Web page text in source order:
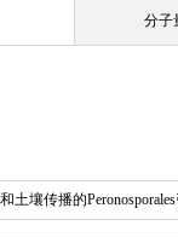
分子
壤传播的